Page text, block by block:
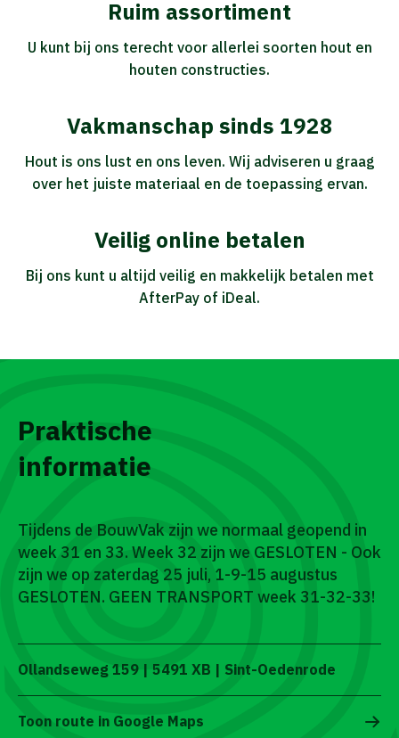
Ruim assortiment
U kunt bij ons terecht voor allerlei soorten hout en
houten constructies.
Vakmanschap sinds 1928
Hout is ons lust en ons leven. Wij adviseren u graag
over het juiste materiaal en de toepassing ervan.
Veilig online betalen
Bij ons kunt u altijd veilig en makkelijk betalen met
AfterPay of iDeal.
Praktische
informatie
Tijdens de BouwVak zijn we normaal geopend in
week 31 en 33. Week 32 zijn we GESLOTEN - Ook
zijn we op zaterdag 25 juli, 1-9-15 augustus
GESLOTEN. GEEN TRANSPORT week 31-32-33!
Ollandseweg 159 | 5491 XB | Sint-Oedenrode
Toon route in Google Maps